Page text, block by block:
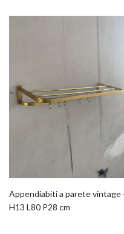
Appendiabiti a parete vintage
H13 L80 P28 cm